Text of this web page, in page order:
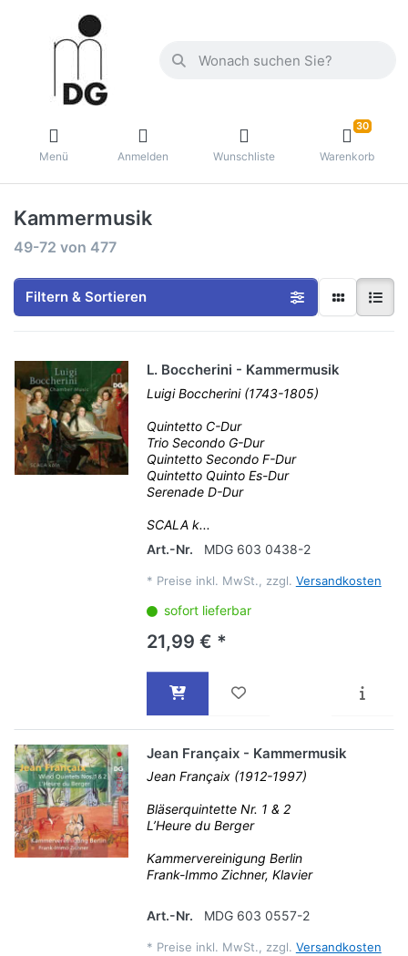
Menü Anmelden Wunschliste
30
Warenkorb
Kammermusik
49-72 von 477
Filtern & Sortieren
L. Boccherini - Kammermusik
Luigi Boccherini (1743-1805)
Quintetto C-Dur
Trio Secondo G-Dur
Quintetto Secondo F-Dur
Quintetto Quinto Es-Dur
Serenade D-Dur
SCALA k...
Art.-Nr.
MDG 603 0438-2
* Preise inkl. MwSt., zzgl. Versandkosten
sofort lieferbar
21,99 € *
Jean Françaix - Kammermusik
Jean Françaix (1912-1997)
Bläserquintette Nr. 1 & 2
L’Heure du Berger
Kammervereinigung Berlin
Frank-Immo Zichner, Klavier
Art.-Nr. MDG 603 0557-2
* Preise inkl. MwSt., zzgl. Versandkosten